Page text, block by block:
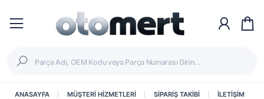
ANASAYFA MÜŞTERİ HİZMETLERİ SİPARİŞ TAKİBİ İLETİŞİM